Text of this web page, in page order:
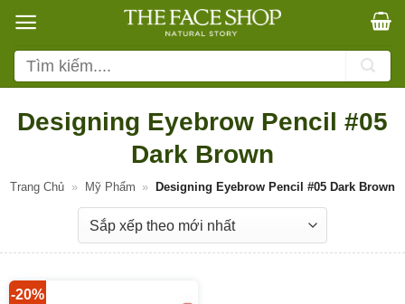
qua
nội
dung
Tìm
kiếm:
Designing Eyebrow Pencil #05
Dark Brown
Trang Chủ » Mỹ Phẩm » Designing Eyebrow Pencil #05 Dark Brown
-20%